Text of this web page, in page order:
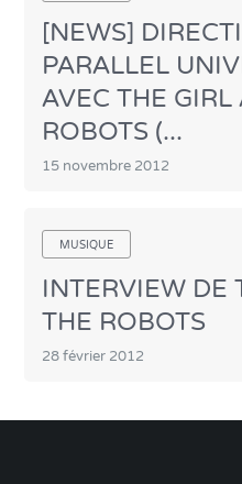
[NEWS]
PARALLEL
AVEC THE GIRL
ROBOTS (...
15 novembre 2012
MUSIQUE
INTERVIEW DE
THE ROBOTS
28 février 2012